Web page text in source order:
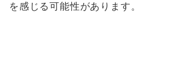
を感じる可能性があります。